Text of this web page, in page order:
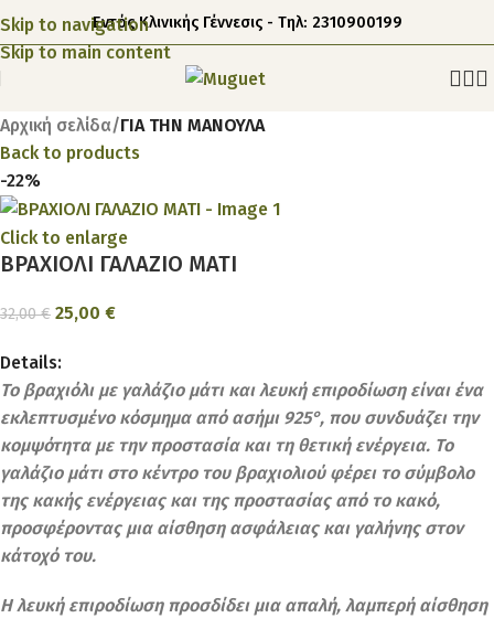
Skip to navigation
Skip to main content
Εντός Κλινικής Γέννεσις - Τηλ: 2310900199
Αρχική σελίδα ΓΙΑ ΤΗΝ ΜΑΝΟΥΛΑ
Back to products
-22%
Click to enlarge
ΒΡΑΧΙΟΛΙ ΓΑΛΑΖΙΟ ΜΑΤΙ
32,00€ 25,00 €
Details:
Το βραχιόλι με γαλάζιο μάτι και λευκή επιροδίωση είναι ένα
εκλεπτυσμένο κόσμημα από ασήμι 925°, που συνδυάζει την
κομψότητα με την προστασία και τη θετική ενέργεια. Το
γαλάζιο μάτι στο κέντρο του βραχιολιού φέρει το σύμβολο
της κακής ενέργειας και της προστασίας από το κακό,
προσφέροντας μια αίσθηση ασφάλειας και γαλήνης στον
κάτοχό του.
Η λευκή επιροδίωση προσδίδει μια απαλή, λαμπερή αίσθηση